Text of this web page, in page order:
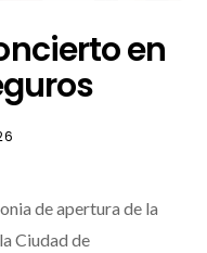
en
de apertura de la
Ciudad de